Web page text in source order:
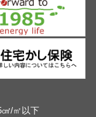
/㎡以下